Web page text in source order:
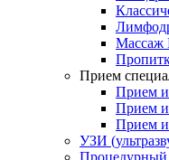
Массаж
Прием
Прием и
Прием и
Прием и
УЗИ
Процедурный